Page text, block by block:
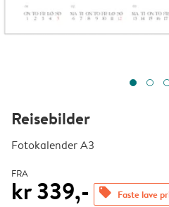
Reisebilder
Fotokalender A3
FRA
kr 339,- offers Faste lave